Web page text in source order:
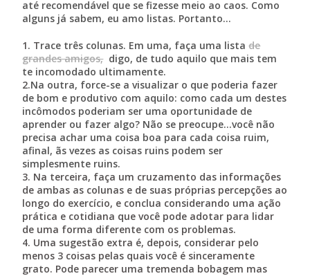
até recomendável que se fizesse meio ao caos. Como
alguns já sabem, eu amo listas. Portanto…
1. Trace três colunas. Em uma, faça uma listade
grandes amigos,digo, de tudo aquilo que mais tem
te incomodado ultimamente.
2.Na outra, force-se a visualizar o que poderia fazer
de bom e produtivo com aquilo: como cada um destes
incômodos poderiam ser uma oportunidade de
aprender ou fazer algo? Não se preocupe…você não
precisa achar uma coisa boa para cada coisa ruim,
afinal, ãs vezes as coisas ruins podem ser
simplesmente ruins.
3. Na terceira, faça um cruzamento das informações
de ambas as colunas e de suas próprias percepções ao
longo do exercício, e conclua considerando uma ação
prática e cotidiana que você pode adotar para lidar
de uma forma diferente com os problemas.
4. Uma sugestão extra é, depois, considerar pelo
menos 3 coisas pelas quais você é sinceramente
grato. Pode parecer uma tremenda bobagem mas